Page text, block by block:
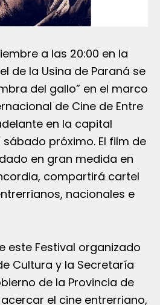
a las 20:00 en la
de la Usina de Paraná se
del gallo” en el marco
de Cine de Entre
en la capital
próximo. El film de
en gran medida en
compartirá cartel
nacionales e
este Festival organizado
Cultura y la Secretaría
de la Provincia de
el cine entrerriano,